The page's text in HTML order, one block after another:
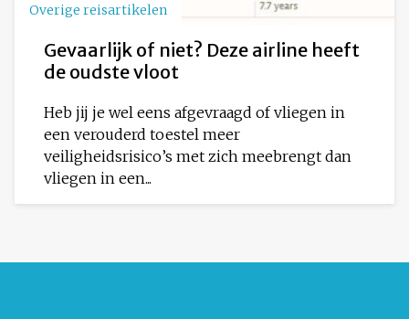
Overige reisartikelen
Gevaarlijk of niet? Deze airline heeft
de oudste vloot
Heb jij je wel eens afgevraagd of vliegen in
een verouderd toestel meer
veiligheidsrisico’s met zich meebrengt dan
vliegen in een...